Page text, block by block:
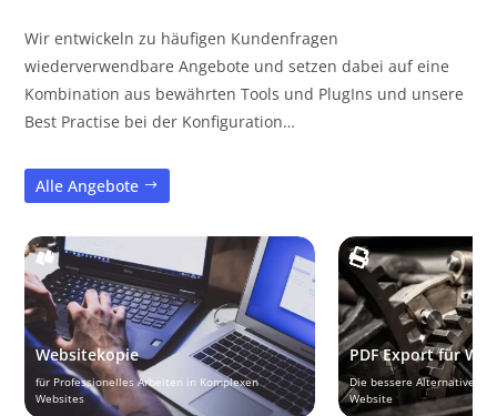
Wir entwickeln zu häufigen Kundenfragen
wiederverwendbare Angebote und setzen dabei auf eine
Kombination aus bewährten Tools und PlugIns und unsere
Best Practise bei der Konfiguration…
Alle Angebote
Websitekopie
für Professionelles Arbeiten in Komplexen
Websites
PDF Export für
Die bessere Alternative
Website